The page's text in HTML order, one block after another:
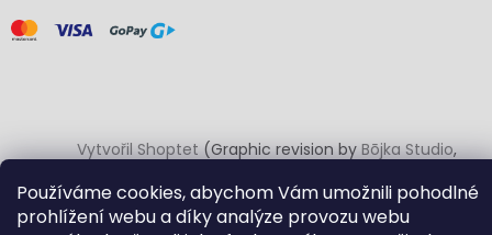
Používáme cookies, abychom Vám umožnili pohodlné
prohlížení webu a díky analýze provozu webu
Vytvořil Shoptet(Graphic revision byBōjka Studio,